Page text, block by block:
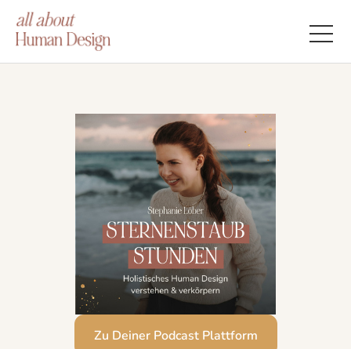
Zu Deiner Podcast Plattform